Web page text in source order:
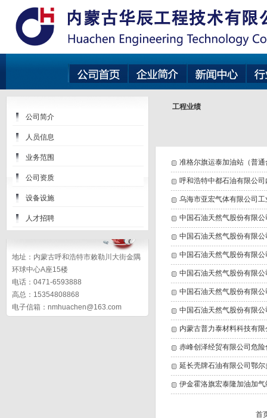
公司简介
人员信息
业务范围
公司资质
设备设施
人才招聘
地址：内蒙古呼和浩特市敕勒川大街金隅
环球中心A座15楼
电话：0471-6593888
高总：15354808868
电子信箱：nmhuachen@163.com
工程业绩
准格尔旗运泰加油站（普
呼和浩特中都石油有限公
乌海市亚宏气体有限公司
中国石油天然气股份有限
中国石油天然气股份有限
中国石油天然气股份有限
中国石油天然气股份有限
中国石油天然气股份有限
中国石油天然气股份有限
内蒙古普力泰材料科技有
赤峰创泽经贸有限公司危
延长壳牌石油有限公司鄂
伊金霍洛旗宏泰隆加油加
首